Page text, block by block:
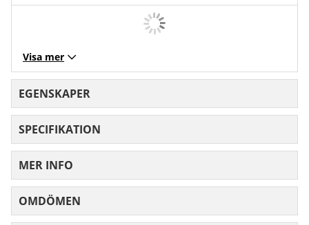
Visa mer
EGENSKAPER
SPECIFIKATION
MER INFO
OMDÖMEN